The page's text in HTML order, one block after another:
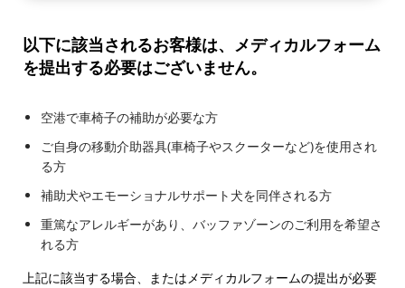
以下に該当されるお客様は、メディカルフォーム
を提出する必要はございません。
空港で車椅子の補助が必要な方
ご自身の移動介助器具(車椅子やスクーターなど)を使用され
る方
補助犬やエモーショナルサポート犬を同伴される方
重篤なアレルギーがあり、バッファゾーンのご利用を希望さ
れる方
上記に該当する場合、またはメディカルフォームの提出が必要